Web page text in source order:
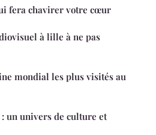
fera chavirer votre cœur
à lille à ne pas
mondial les plus visités au
un univers de culture et